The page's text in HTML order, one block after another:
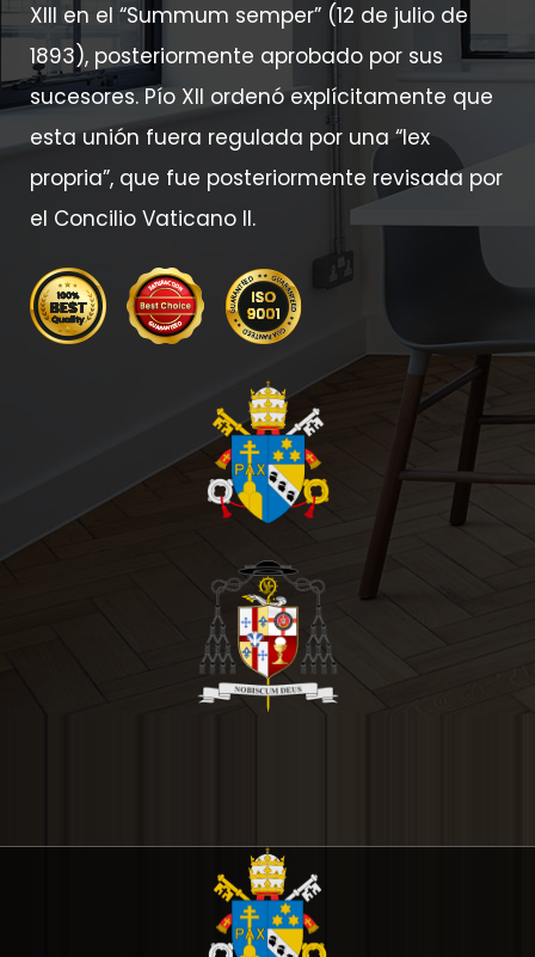
XIII en el “Summum semper” (12 de julio de
1893), posteriormente aprobado por sus
sucesores. Pío XII ordenó explícitamente que
esta unión fuera regulada por una “lex
propria”, que fue posteriormente revisada por
el Concilio Vaticano II.